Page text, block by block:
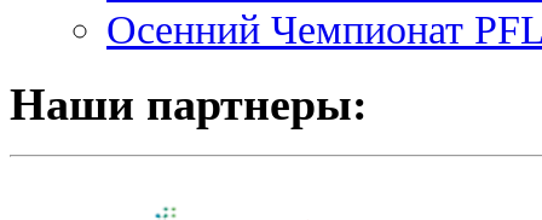
Осенний Чемпионат
Наши партнеры: